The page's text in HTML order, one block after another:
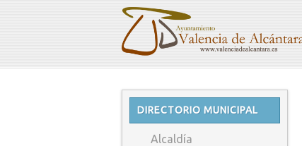
DIRECTORIO MUNICIPAL
Alcaldía